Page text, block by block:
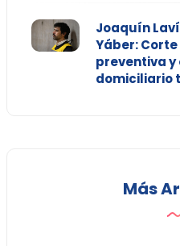
Joaquín
Yáber:
preventiva
domiciliario
Más